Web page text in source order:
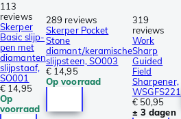
113
reviews
Skerper
Basic slijp-
pen met
diamanten
slijpstaaf,
SO001
€ 14,95
Op
voorraad
289 reviews
Skerper Pocket
Stone
diamant/keramische
slijpsteen, SO003
€ 14,95
Op voorraad
319
reviews
Work
Sharp
Guided
Field
Sharpener,
WSGFS221
€ 50,95
± 3 dagen